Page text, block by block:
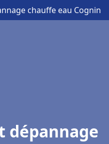
chauffe eau Cognin
dépannage